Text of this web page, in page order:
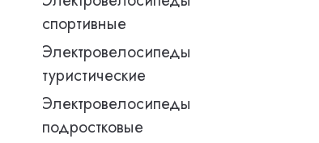
спортивные
Электровелосипеды
туристические
Электровелосипеды
подростковые